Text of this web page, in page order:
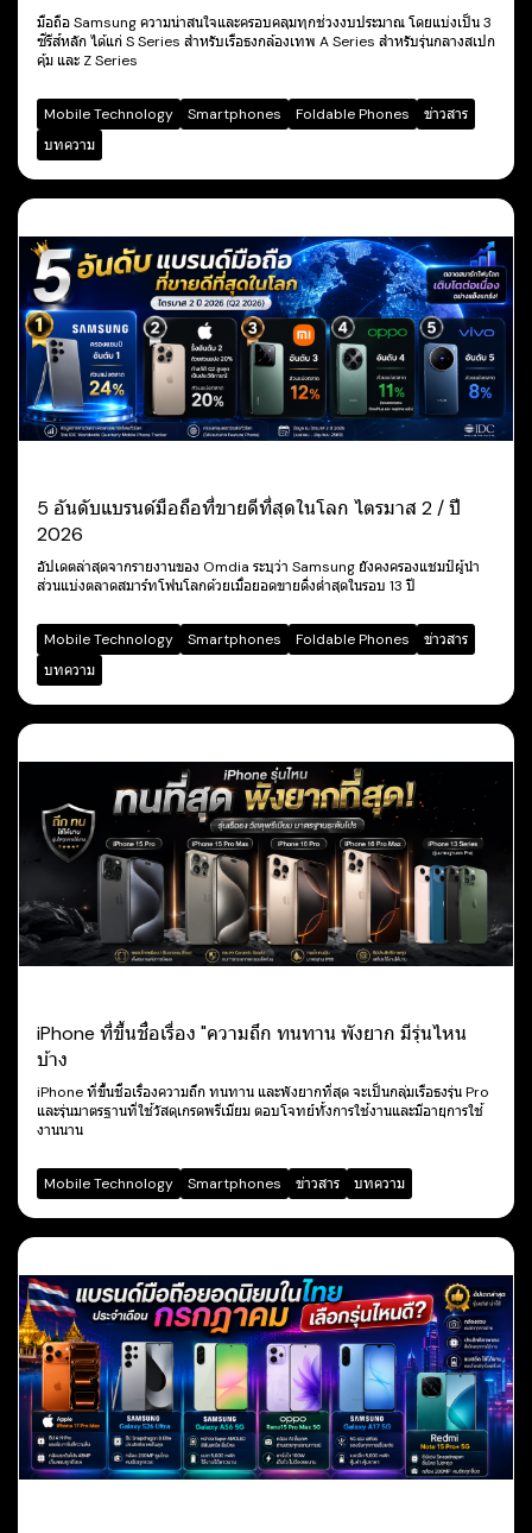
มือถือ Samsung ความน่าสนใจและครอบคลุมทุกช่วงงบประมาณ โดยแบ่งเป็น 3
ซีรีส์หลัก ได้แก่ S Series สำหรับเรือธงกล้องเทพ A Series สำหรับรุ่นกลางสเปก
คุ้ม และ Z Series
Mobile Technology Smartphones Foldable Phones
ข่าวสาร
บทความ
5 อันดับแบรนด์มือถือที่ขายดีที่สุดในโลก ไตรมาส 2 / ปี
2026
อัปเดตล่าสุดจากรายงานของ Omdia ระบุว่า Samsung ยังคงครองแชมป์ผู้นำ
ส่วนแบ่งตลาดสมาร์ทโฟนโลกด้วยเมื่อยอดขายดิ่งต่ำสุดในรอบ 13 ปี
Mobile Technology Smartphones Foldable Phones
ข่าวสาร
บทความ
iPhone ที่ขึ้นชื่อเรื่อง "ความถึก ทนทาน พังยาก มีรุ่นไหน
บ้าง
iPhone ที่ขึ้นชื่อเรื่องความถึก ทนทาน และพังยากที่สุด จะเป็นกลุ่มเรือธงรุ่น Pro
และรุ่นมาตรฐานที่ใช้วัสดุเกรดพรีเมียม ตอบโจทย์ทั้งการใช้งานและมีอายุการใช้
งานนาน
Mobile Technology Smartphones ข่าวสาร บทความ